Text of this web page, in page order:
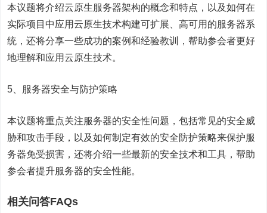
本议题将介绍云原生服务器架构的概念和特点，以及如何在
实际项目中应用云原生技术构建可扩展、高可用的服务器系
统，还将分享一些成功的案例和经验教训，帮助参会者更好
地理解和应用云原生技术。
5、服务器安全与防护策略
本议题将重点关注服务器的安全性问题，包括常见的安全威
胁和攻击手段，以及如何制定有效的安全防护策略来保护服
务器免受损害，还将介绍一些最新的安全技术和工具，帮助
参会者提升服务器的安全性能。
相关问答FAQs